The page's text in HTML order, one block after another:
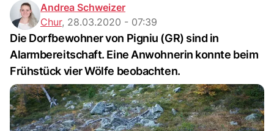
Andrea Schweizer
Chur, 28.03.2020 - 07:39
Die Dorfbewohner von Pigniu (GR) sind in
Alarmbereitschaft. Eine Anwohnerin konnte beim
Frühstück vier Wölfe beobachten.